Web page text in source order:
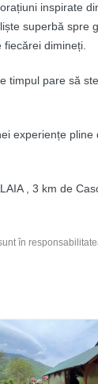
inspirate
superbă spre
dimineți.
timpul pare să
experiențe
, 3 km de
în